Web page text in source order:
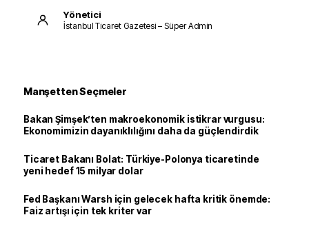
Yönetici
İstanbul Ticaret Gazetesi – Süper Admin
Manşetten Seçmeler
Bakan Şimşek’ten makroekonomik istikrar vurgusu:
Ekonomimizin dayanıklılığını daha da güçlendirdik
Ticaret Bakanı Bolat: Türkiye-Polonya ticaretinde
yeni hedef 15 milyar dolar
Fed Başkanı Warsh için gelecek hafta kritik önemde:
Faiz artışı için tek kriter var